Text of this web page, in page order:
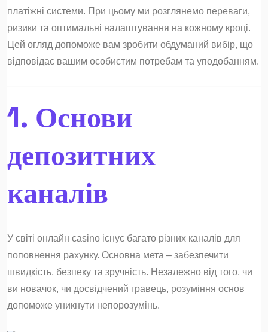
платіжні системи. При цьому ми розглянемо переваги,
ризики та оптимальні налаштування на кожному кроці.
Цей огляд допоможе вам зробити обдуманий вибір, що
відповідає вашим особистим потребам та уподобанням.
1. Основи
депозитних
каналів
У світі онлайн casino існує багато різних каналів для
поповнення рахунку. Основна мета – забезпечити
швидкість, безпеку та зручність. Незалежно від того, чи
ви новачок, чи досвідчений гравець, розуміння основ
допоможе уникнути непорозумінь.